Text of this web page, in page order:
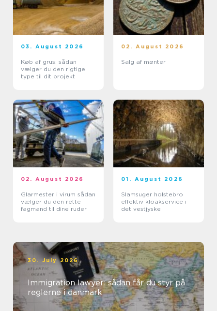
03. August 2026
Køb af grus: sådan
vælger du den rigtige
type til dit projekt
02. August 2026
Salg af mønter
02. August 2026
Glarmester i virum sådan
vælger du den rette
fagmand til dine ruder
01. August 2026
Slamsuger holstebro
effektiv kloakservice i
det vestjyske
30. July 2026
Immigration lawyer: sådan får du styr på
reglerne i danmark